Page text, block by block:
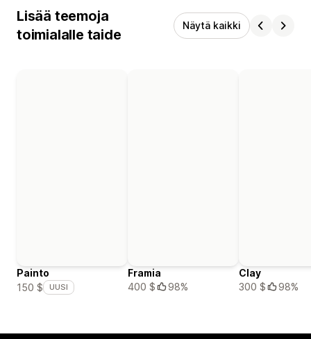
Lisää teemoja
toimialalle taide
Näytä kaikki
Painto
150 $
UUSI
Framia
400 $
98%
Clay
300 $
98%